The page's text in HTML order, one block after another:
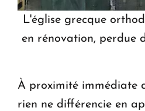
L'église grecque
en rénovation, perdue
À proximité immédiate
rien ne différencie en